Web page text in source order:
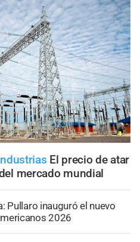
El precio de atar
mercado mundial
Pullaro inauguró el nuevo
2026